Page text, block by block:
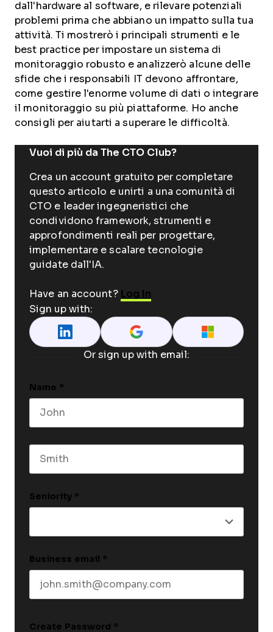
dall'hardware al software, e rilevare potenziali
problemi prima che abbiano un impatto sulla tua
attività. Ti mostrerò i principali strumenti e le
best practice per impostare un sistema di
monitoraggio robusto e analizzerò alcune delle
sfide che i responsabili IT devono affrontare,
come gestire l'enorme volume di dati o integrare
il monitoraggio su più piattaforme. Ho anche
consigli per aiutarti a superare le difficoltà.
Vuoi di più da The CTO Club?
Crea un account gratuito per completare
questo articolo e unirti a una comunità di
CTO e leader ingegneristici che
condividono framework, strumenti e
approfondimenti reali per progettare,
implementare e scalare tecnologie
guidate dall'IA.
Have an account? Log In
Sign up with:
Or sign up with email:
Name *
Seniority *
Business email *
Create Password *